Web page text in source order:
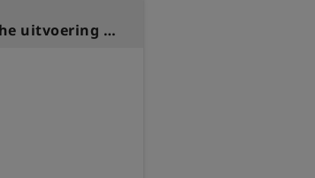
Persstop 1/2", conische uitvoering met nippel S17